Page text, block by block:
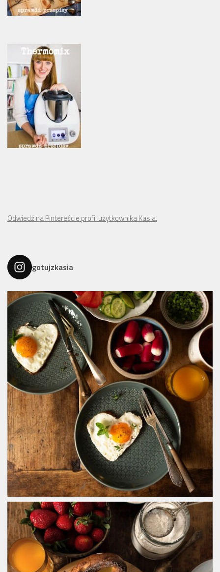
Odwiedź na Pintereście profil użytkownika Kasia.
gotujzkasia